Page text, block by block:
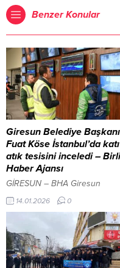
Benzer Konular
Giresun Belediye Başkanı
Fuat Köse İstanbul’da katı
atık tesisini inceledi –
Haber Ajansı
GİRESUN – BHA Giresun
Belediye Başkanı Fuat Köse,
İstanbul Büyükşehir Belediyesi
iştiraklerinden İSTAÇ’a ait Katı
Atık Yakma ve Enerji Üretim
Tesisini ziyaret ederek
incelemelerde bulundu.
14.01.2026 0